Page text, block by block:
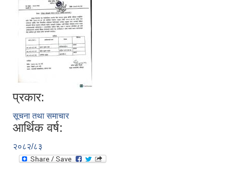
प्रकार:
सूचना तथा समाचार
आर्थिक वर्ष:
२०८२/८३